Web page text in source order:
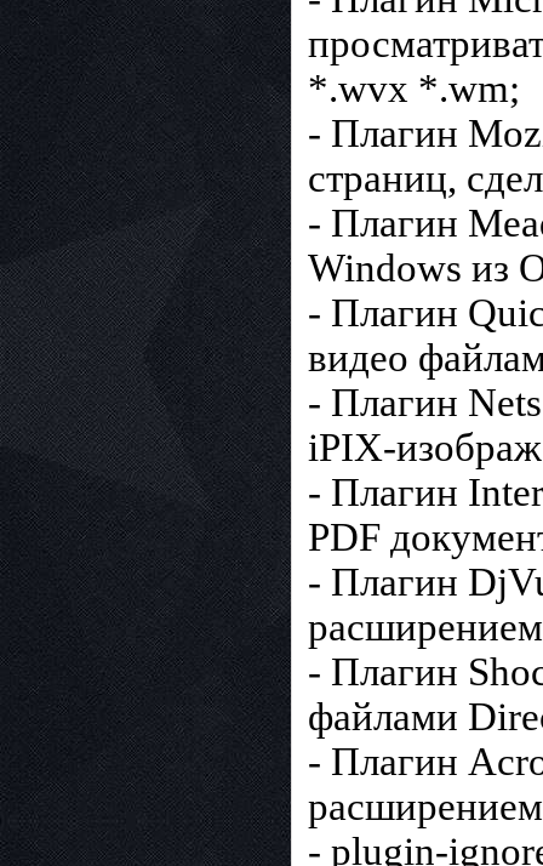
*.wvx *.wm;
- Плагин
страниц,
- Плагин
Windows из
- Плагин
видео
- Плагин
iPIX-
- Плагин
PDF
- Плагин
- Плагин
файлами
- Плагин
- plugin-